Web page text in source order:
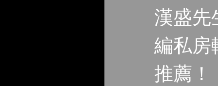
漢盛先
編私房
推薦！